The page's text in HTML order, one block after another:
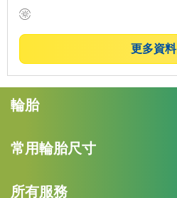
更多資料
輪胎
常用輪胎尺寸
所有服務